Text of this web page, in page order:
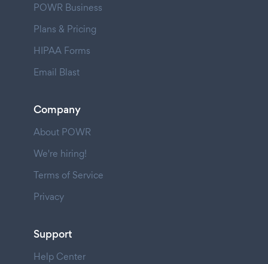
POWR Business
Plans & Pricing
HIPAA Forms
Email Blast
Company
About POWR
We're hiring!
Terms of Service
Privacy
Support
Help Center